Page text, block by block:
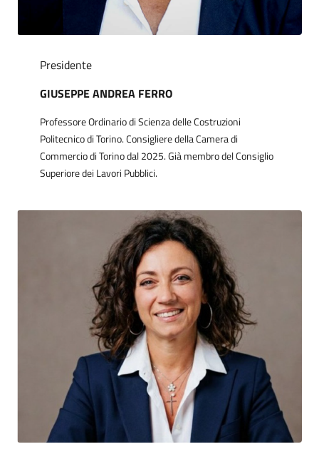
Presidente
GIUSEPPE ANDREA FERRO
Professore Ordinario di Scienza delle Costruzioni
Politecnico di Torino. Consigliere della Camera di
Commercio di Torino dal 2025. Già membro del Consiglio
Superiore dei Lavori Pubblici.